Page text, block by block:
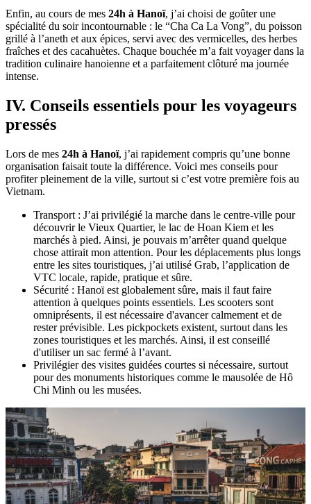
Enfin, au cours de mes 24h à Hanoï, j’ai choisi de goûter une
spécialité du soir incontournable : le “Cha Ca La Vong”, du poisson
grillé à l’aneth et aux épices, servi avec des vermicelles, des herbes
fraîches et des cacahuètes. Chaque bouchée m’a fait voyager dans la
tradition culinaire hanoienne et a parfaitement clôturé ma journée
intense.
IV. Conseils essentiels pour les voyageurs
pressés
Lors de mes 24h à Hanoï, j’ai rapidement compris qu’une bonne
organisation faisait toute la différence. Voici mes conseils pour
profiter pleinement de la ville, surtout si c’est votre première fois au
Vietnam.
Transport : J’ai privilégié la marche dans le centre-ville pour
découvrir le Vieux Quartier, le lac de Hoan Kiem et les
marchés à pied. Ainsi, je pouvais m’arrêter quand quelque
chose attirait mon attention. Pour les déplacements plus longs
entre les sites touristiques, j’ai utilisé Grab, l’application de
VTC locale, rapide, pratique et sûre.
Sécurité : Hanoï est globalement sûre, mais il faut faire
attention à quelques points essentiels. Les scooters sont
omniprésents, il est nécessaire d'avancer calmement et de
rester prévisible. Les pickpockets existent, surtout dans les
zones touristiques et les marchés. Ainsi, il est conseillé
d'utiliser un sac fermé à l’avant.
Privilégier des visites guidées courtes si nécessaire, surtout
pour des monuments historiques comme le mausolée de Hô
Chi Minh ou les musées.